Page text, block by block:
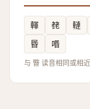
䡣 䎜 轋
昬
㗃
与 睯 读音相同或相近